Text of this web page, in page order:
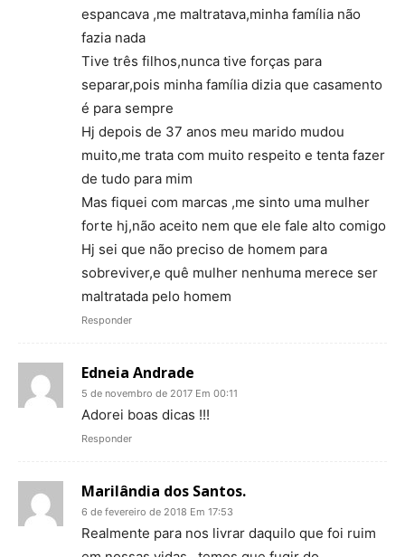
espancava ,me maltratava,minha família não
fazia nada
Tive três filhos,nunca tive forças para
separar,pois minha família dizia que casamento
é para sempre
Hj depois de 37 anos meu marido mudou
muito,me trata com muito respeito e tenta fazer
de tudo para mim
Mas fiquei com marcas ,me sinto uma mulher
forte hj,não aceito nem que ele fale alto comigo
Hj sei que não preciso de homem para
sobreviver,e quê mulher nenhuma merece ser
maltratada pelo homem
Responder
Edneia Andrade
5 de novembro de 2017 Em 00:11
Adorei boas dicas !!!
Responder
Marilândia dos Santos.
6 de fevereiro de 2018 Em 17:53
Realmente para nos livrar daquilo que foi ruim